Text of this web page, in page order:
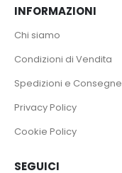
INFORMAZIONI
Chi siamo
Condizioni di Vendita
Spedizioni e Consegne
Privacy Policy
Cookie Policy
SEGUICI